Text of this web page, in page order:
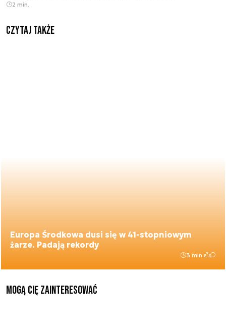
2 min.
Czytaj także
Europa Środkowa dusi się w 41-stopniowym
żarze. Padają rekordy
3 min.
Mogą Cię zainteresować